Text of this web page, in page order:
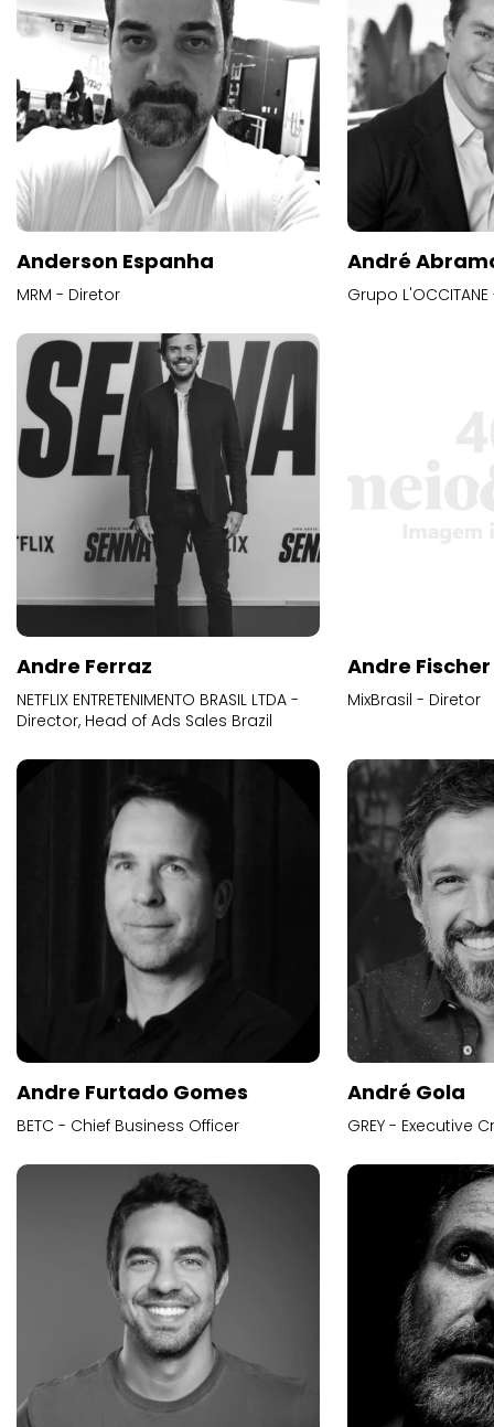
Anderson Espanha
MRM - Diretor
André
Grupo
Andre Ferraz
NETFLIX ENTRETENIMENTO BRASIL LTDA -
Director, Head of Ads Sales Brazil
Andre Fischer
MixBrasil - Diretor
Andre Furtado Gomes
BETC - Chief Business Officer
André Gola
GREY - Executive